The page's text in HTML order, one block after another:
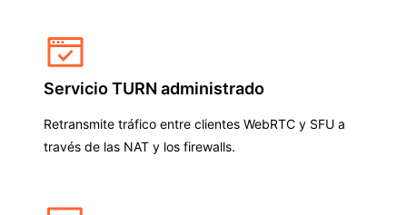
Servicio TURN administrado
Retransmite tráfico entre clientes WebRTC y SFU a
través de las NAT y los firewalls.